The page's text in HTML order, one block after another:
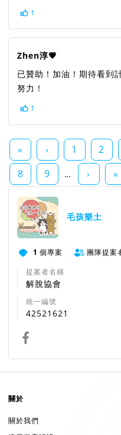
1
Zhen淳💗
已贊助！加油！期待看到
努力！
1
« ‹ 1 2
8
9 … › »
毛孩樂土
1 個專案
團隊提案
提案者名稱
解脫協會
統一編號
42521621
關於
關於我們